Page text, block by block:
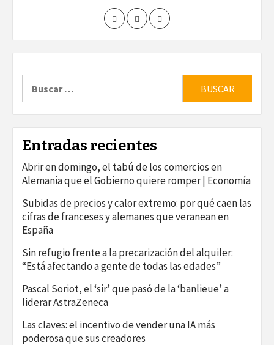
Entradas recientes
Abrir en domingo, el tabú de los comercios en
Alemania que el Gobierno quiere romper | Economía
Subidas de precios y calor extremo: por qué caen las
cifras de franceses y alemanes que veranean en
España
Sin refugio frente a la precarización del alquiler:
“Está afectando a gente de todas las edades”
Pascal Soriot, el ‘sir’ que pasó de la ‘banlieue’ a
liderar AstraZeneca
Las claves: el incentivo de vender una IA más
poderosa que sus creadores